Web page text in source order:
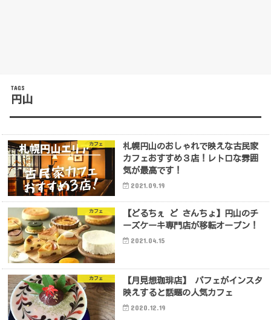
円山
カフェ
札幌円山のおしゃれで映えな古民家
カフェおすすめ３店！レトロな雰囲
気が最高です！
2021.09.19
カフェ
【どるちぇ ど さんちょ】円山のチ
ーズケーキ専門店が移転オープン！
2021.04.15
カフェ
【月見想珈琲店】 パフェがインスタ
映えすると話題の人気カフェ
2020.12.19